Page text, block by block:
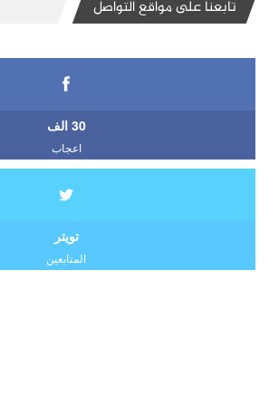
تابعنا على مواقع التواصل
30 الف
اعجاب
تويتر
المتابعين